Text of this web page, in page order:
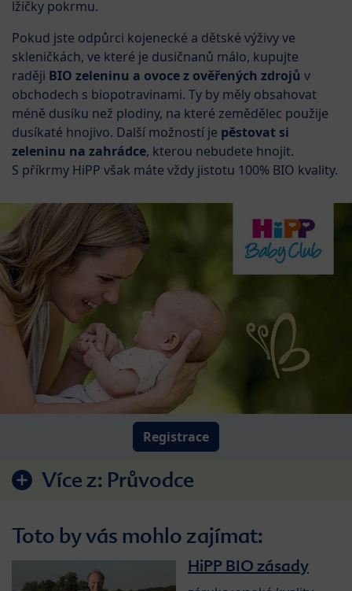
lžičky pokrmu.
Pokud jste odpůrci kojenecké a dětské výživy ve
skleničkách, ve které je dusičnanů málo, kupujte
raději BIO zeleninu a ovoce z ověřených zdrojů v
obchodech s biopotravinami. Ty by měly obsahovat
méně dusíku než plodiny, na které zemědělec použije
dusíkaté hnojivo. Další možností je pěstovat si
zeleninu na zahrádce, kterou nebudete hnojit.
S příkrmy HiPP však máte vždy jistotu 100% BIO kvality.
Registrace
Více z: Průvodce
Toto by vás mohlo zajímat:
HiPP BIO zásady